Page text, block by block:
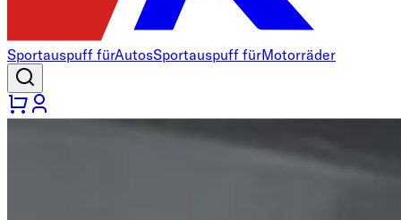
Sportauspuff fürAutosSportauspuff fürMotorräder